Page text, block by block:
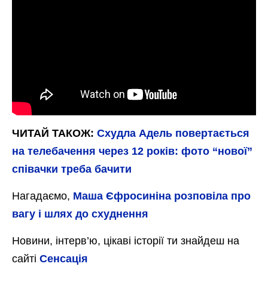
ЧИТАЙ ТАКОЖ: Схудла Адель повертається
на телебачення через 12 років: фото “нової”
співачки треба бачити
Нагадаємо, Маша Єфросиніна розповіла про
вагу і шлях до схуднення
Новини, інтерв’ю, цікаві історії ти знайдеш на
сайті Сенсація